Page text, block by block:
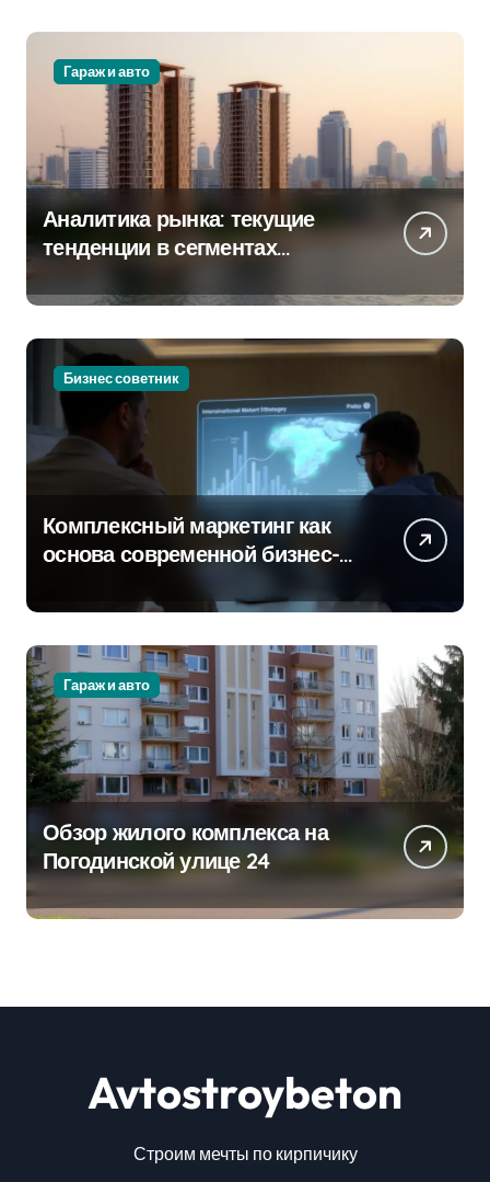
Гараж и авто
Аналитика рынка: текущие
тенденции в сегментах
Бизнес советник
Комплексный маркетинг как
основа современной бизнес-
Гараж и авто
Обзор жилого комплекса на
Погодинской улице 24
Avtostroybeton
Строим мечты по кирпичику